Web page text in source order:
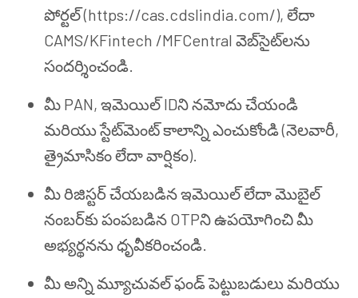
పోర్టల్ (https://cas.cdslindia.com/), లేదా
CAMS/KFintech /MFCentral వెబ్‌సైట్‌లను
సందర్శించండి.
మీ PAN, ఇమెయిల్ IDని నమోదు చేయండి
మరియు స్టేట్‌మెంట్ కాలాన్ని ఎంచుకోండి (నెలవారీ,
త్రైమాసికం లేదా వార్షికం).
మీ రిజిస్టర్ చేయబడిన ఇమెయిల్ లేదా మొబైల్
నంబర్‌కు పంపబడిన OTPని ఉపయోగించి మీ
అభ్యర్థనను ధృవీకరించండి.
మీ అన్ని మ్యూచువల్ ఫండ్ పెట్టుబడులు మరియు